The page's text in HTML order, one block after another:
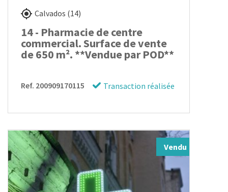
Calvados (14)
14 - Pharmacie de centre
commercial. Surface de vente
de 650 m². **Vendue par POD**
Ref. 200909170115 Transaction réalisée
Vendu